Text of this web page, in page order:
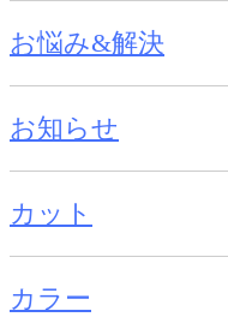
お悩み&解決
お知らせ
カット
カラー